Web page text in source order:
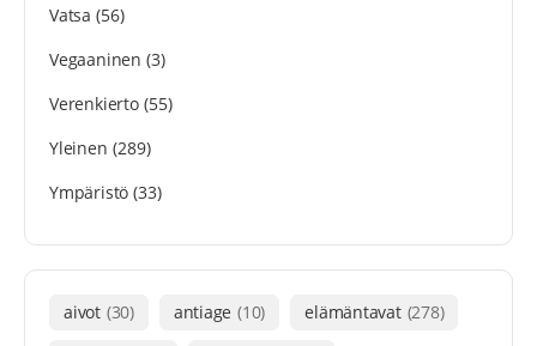
Vatsa (56)
Vegaaninen (3)
Verenkierto(55)
Yleinen (289)
Ympäristö (33)
aivot (30) antiage (10) elämäntavat (278)